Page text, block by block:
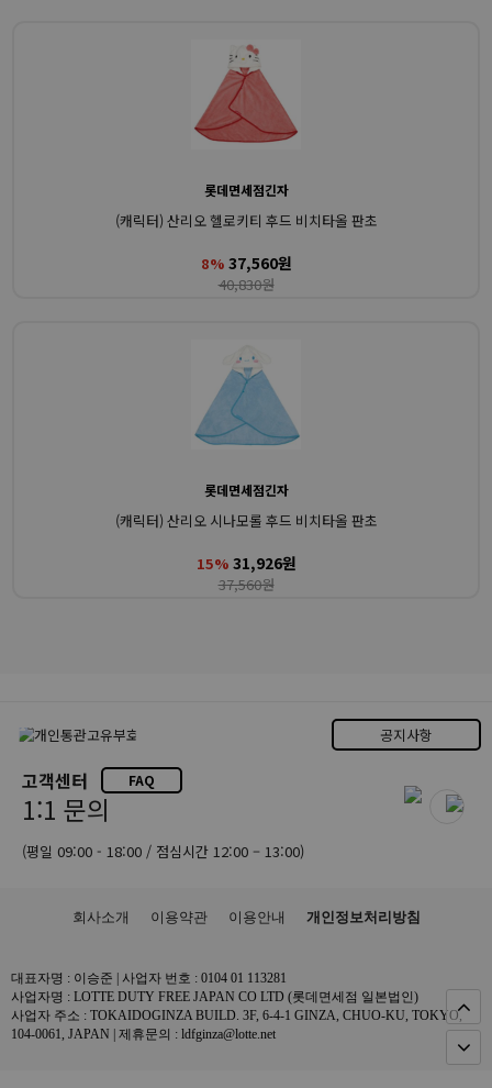
롯데면세점긴자
(캐릭터) 산리오 헬로키티 후드 비치타올 판초
8% 37,560원
40,830원
롯데면세점긴자
(캐릭터) 산리오 시나모롤 후드 비치타올 판초
15% 31,926원
37,560원
공지사항
고객센터 FAQ
1:1 문의
(평일 09:00 - 18:00 / 점심시간 12:00 – 13:00)
회사소개 이용약관 이용안내 개인정보처리방침
대표자명 : 이승준 | 사업자 번호 : 0104 01 113281
사업자명 : LOTTE DUTY FREE JAPAN CO LTD (롯데면세점 일본법인)
사업자 주소 : TOKAIDOGINZA BUILD. 3F, 6-4-1 GINZA, CHUO-KU, TOKYO,
104-0061, JAPAN | 제휴문의 : ldfginza@lotte.net